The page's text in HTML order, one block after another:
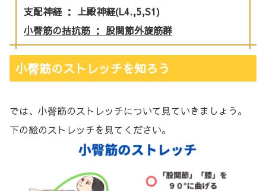
支配神経 ： 上殿神経(L4.,5,S1)
小臀筋の拮抗筋 ： 股関節外旋筋群
小臀筋のストレッチを知ろう
では、小臀筋のストレッチについて見ていきましょう。
下の絵のストレッチを見てください。